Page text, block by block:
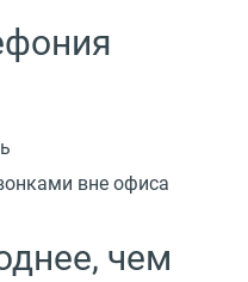
вне офиса
чем